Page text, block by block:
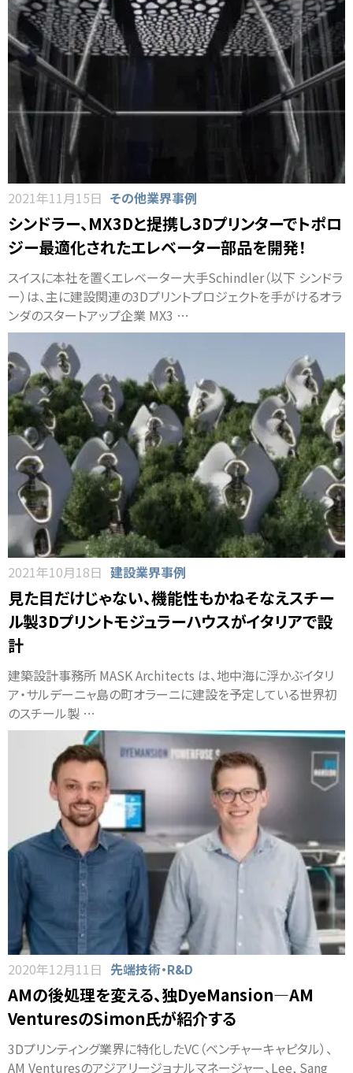
2021年11月15日 その他業界事例
シンドラー、MX3Dと提携し3Dプリンターでトポロ
ジー最適化されたエレベーター部品を開発！
スイスに本社を置くエレベーター大手Schindler（以下 シンドラ
ー）は、主に建設関連の3Dプリントプロジェクトを手がけるオラ
ンダのスタートアップ企業 MX3 …
2021年10月18日 建設業界事例
見た目だけじゃない、機能性もかねそなえスチー
ル製3Dプリントモジュラーハウスがイタリアで設
計
建築設計事務所 MASK Architects は、地中海に浮かぶイタリ
ア・サルデーニャ島の町オラーニに建設を予定している世界初
のスチール製 …
2020年12月11日 先端技術・R&D
AMの後処理を変える、独DyeMansion―AM
VenturesのSimon氏が紹介する
3Dプリンティング業界に特化したVC（ベンチャーキャピタル）、
AM Venturesのアジアリージョナルマネージャー、Lee, Sang